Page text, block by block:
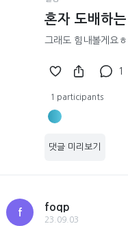
혼자 도배하
그래도 힘내볼게요ㅎ
1
1 participants
댓글 미리보기
f
foqp
23.09.03